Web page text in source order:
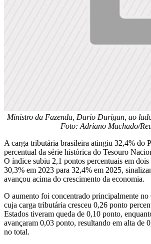
Ministro da Fazenda, Dario Durigan, ao
Foto: Adriano Machado/
A carga tributária brasileira atingiu 32,4% do
percentual da série histórica do Tesouro
O índice subiu 2,1 pontos percentuais em dois
30,3% em 2023 para 32,4% em 2025,
avançou acima do crescimento da economia.
O aumento foi concentrado principalmente
cuja carga tributária cresceu 0,26 ponto
Estados tiveram queda de 0,10 ponto,
avançaram 0,03 ponto, resultando em alta de
no total.